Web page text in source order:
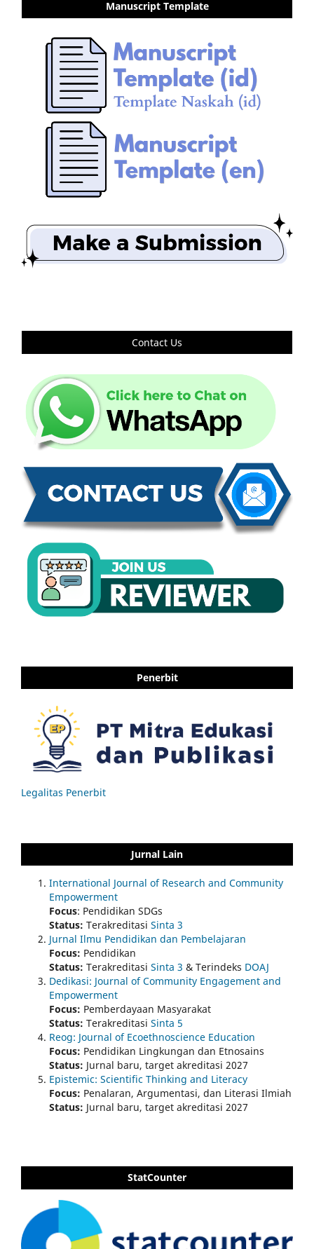
Manuscript Template
Contact Us
Penerbit
Legalitas Penerbit
Jurnal Lain
International Journal of Research and Community
Empowerment
Focus: Pendidikan SDGs
Status: Terakreditasi Sinta 3
Jurnal Ilmu Pendidikan dan Pembelajaran
Focus: Pendidikan
Status: Terakreditasi Sinta 3 & Terindeks DOAJ
Dedikasi: Journal of Community Engagement and
Empowerment
Focus: Pemberdayaan Masyarakat
Status: Terakreditasi Sinta 5
Reog: Journal of Ecoethnoscience Education
Focus: Pendidikan Lingkungan dan Etnosains
Status: Jurnal baru, target akreditasi 2027
Epistemic: Scientific Thinking and Literacy
Focus: Penalaran, Argumentasi, dan Literasi Ilmiah
Status: Jurnal baru, target akreditasi 2027
StatCounter